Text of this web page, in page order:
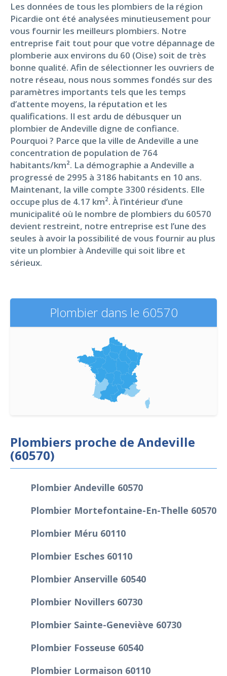
Les données de tous les plombiers de la région
Picardie ont été analysées minutieusement pour
vous fournir les meilleurs plombiers. Notre
entreprise fait tout pour que votre dépannage de
plomberie aux environs du 60 (Oise) soit de très
bonne qualité. Afin de sélectionner les ouvriers de
notre réseau, nous nous sommes fondés sur des
paramètres importants tels que les temps
d’attente moyens, la réputation et les
qualifications. Il est ardu de débusquer un
plombier de Andeville digne de confiance.
Pourquoi ? Parce que la ville de Andeville a une
concentration de population de 764
habitants/km². La démographie a Andeville a
progressé de 2995 à 3186 habitants en 10 ans.
Maintenant, la ville compte 3300 résidents. Elle
occupe plus de 4.17 km². À l’intérieur d’une
municipalité où le nombre de plombiers du 60570
devient restreint, notre entreprise est l’une des
seules à avoir la possibilité de vous fournir au plus
vite un plombier à Andeville qui soit libre et
sérieux.
Plombier dans le 60570
Plombiers proche de Andeville
(60570)
Plombier Andeville 60570
Plombier Mortefontaine-En-Thelle 60570
Plombier Méru 60110
Plombier Esches 60110
Plombier Anserville 60540
Plombier Novillers 60730
Plombier Sainte-Geneviève 60730
Plombier Fosseuse 60540
Plombier Lormaison 60110